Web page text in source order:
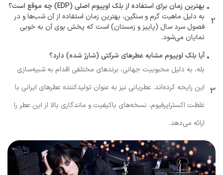
بهترین زمان برای استفاده از بلک اوپیوم اصلی (EDP) چه موقع است؟
به دلیل ماهیت گرم و سنگین، بهترین زمان استفاده از آن شب‌ها و در
فصول سرد سال (پاییز و زمستان) است که پخش بوی آن به خوبی
نمایان می‌شود.
آیا بلک اوپیوم مشابه عطرهای شرکتی (شارژ شده) دارد؟
بله، به دلیل محبوبیت جهانی، برندهای مختلفی اقدام به شبیه‌سازی
این رایحه کرده‌اند. عطریانی نیز به عنوان تولیدکننده عطرهای ایرانی با
غلظت اکستراپرفیوم، نسخه‌های باکیفیت و ماندگاری بالا از این عطر را
ارائه می‌دهد.